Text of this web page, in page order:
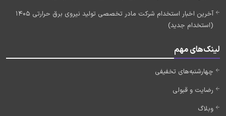
آخرین اخبار استخدام شرکت مادر تخصصی تولید نیروی برق حرارتی 1405
(استخدام جدید)
لینک‌های مهم
چهارشنبه‌های تخفیفی
رضایت و قبولی
وبلاگ